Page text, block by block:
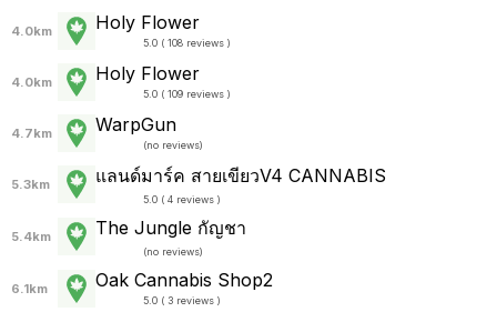
4.0km Holy Flower
5.0 ( 108 reviews )
4.0km Holy Flower
5.0 ( 109 reviews )
4.7km WarpGun
(no reviews)
5.3km แลนด์มาร์ค สายเขียวV4 CANNABIS
5.0 ( 4 reviews )
5.4km The Jungle กัญชา
(no reviews)
6.1km Oak Cannabis Shop2
5.0 ( 3 reviews )